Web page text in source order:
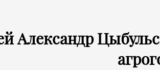
Александр